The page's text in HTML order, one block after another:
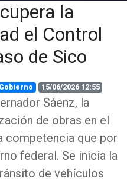
la
el Control
de Sico
Gobierno 15/06/2026 12:55
Sáenz, la
de obras en el
competencia que por
federal. Se inicia la
de vehículos